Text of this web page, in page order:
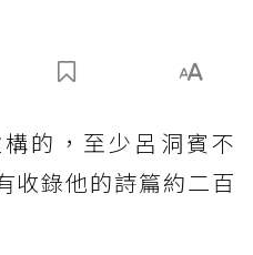
的，至少呂洞賓不
收錄他的詩篇約二百